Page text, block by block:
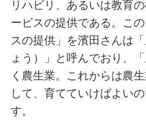
リハビリ、あるいは教育
ービスの提供である。こ
スの提供」を濱田さんは
ょう）」と呼んでおり、
く農生業。これからは農
して、育てていけばよい
す。